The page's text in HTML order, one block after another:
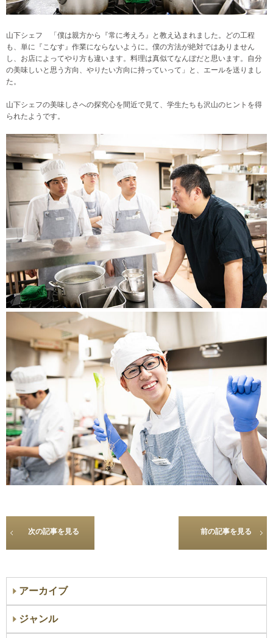
山下シェフ 「僕は親方から『常に考えろ』と教え込まれました。どの工程
も、単に『こなす』作業にならないように。僕の方法が絶対ではありません
し、お店によってやり方も違います。料理は真似てなんぼだと思います。自分
の美味しいと思う方向、やりたい方向に持っていって」と、エールを送りまし
た。
山下シェフの美味しさへの探究心を間近で見て、学生たちも沢山のヒントを得
られたようです。
次の記事を見る 前の記事を見る
アーカイブ
ジャンル